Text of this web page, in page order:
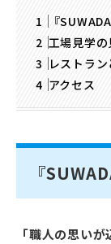
『
工場見学の
レストラ
アクセス
『
「職人の思い